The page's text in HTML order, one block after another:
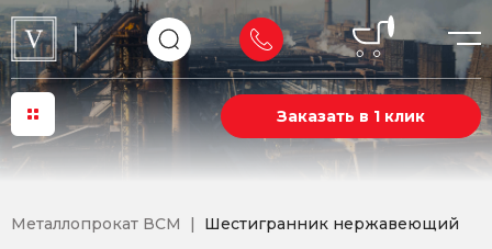
Заказать в 1 клик
Металлопрокат ВСМ Шестигранник нержавеющий